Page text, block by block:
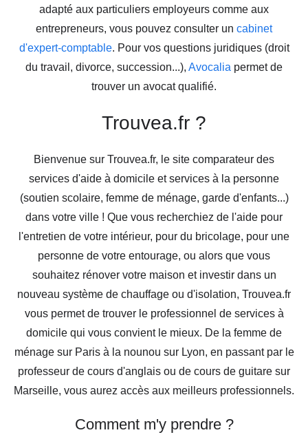
adapté aux particuliers employeurs comme aux
entrepreneurs, vous pouvez consulter un cabinet
d'expert-comptable. Pour vos questions juridiques (droit
du travail, divorce, succession...), Avocalia permet de
trouver un avocat qualifié.
Trouvea.fr ?
Bienvenue sur Trouvea.fr, le site comparateur des
services d'aide à domicile et services à la personne
(soutien scolaire, femme de ménage, garde d'enfants...)
dans votre ville ! Que vous recherchiez de l'aide pour
l'entretien de votre intérieur, pour du bricolage, pour une
personne de votre entourage, ou alors que vous
souhaitez rénover votre maison et investir dans un
nouveau système de chauffage ou d'isolation, Trouvea.fr
vous permet de trouver le professionnel de services à
domicile qui vous convient le mieux. De la femme de
ménage sur Paris à la nounou sur Lyon, en passant par le
professeur de cours d'anglais ou de cours de guitare sur
Marseille, vous aurez accès aux meilleurs professionnels.
Comment m'y prendre ?